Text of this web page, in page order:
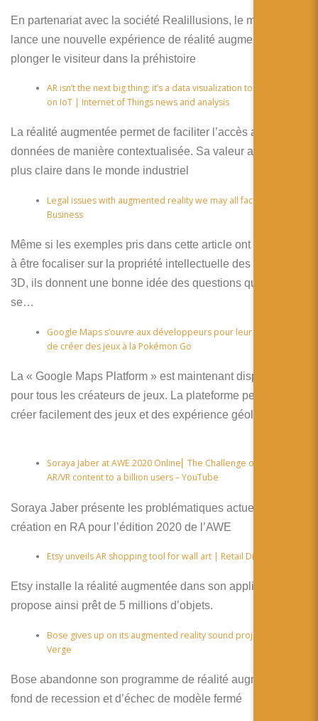
En partenariat avec la société Realillusions, le musée
lance une nouvelle expérience de réalité augmentée pour
plonger le visiteur dans la préhistoire
AR isn’t the next big thing; it’s a data visualization tool – Stacey
on IoT | Internet of Things news and analysis
La réalité augmentée permet de faciliter l’accès aux
données de manière contextualisée. Sa valeur ajoutée est
plus claire dans le monde industriel
Legal issues with augmented reality we may all face | Talk
Business
Même si les exemples pris dans cette article ont tendance
à être focaliser sur la propriété intellectuelle des modèles
3D, ils donnent une bonne idée des questions qui vont
se…
Google Maps s’ouvre aux développeurs pour leur permettre
de créer des jeux à la Pokémon Go
La « Google Maps Platform » est maintenant disponible
pour tous les créateurs de jeux. La plateforme permets de
créer facilement des jeux et des expérience géolocalisées.
Soraya Jaber at AWE 2020 Online⎢ The Challenge of bringing
AR/VR content to a billion users – YouTube
Soraya Jaber présente les problématiques actuelles de la
création en RA pour l’édition 2020 de l’AWE
Etsy unveils AR shopping tool for wall art | Retail Dive
Etsy installe la réalité augmentée dans son application et
propose ainsi prêt de 5 millions d’objets.
Bose gives up on its augmented reality sound project – The
Verge
Bose abandonne son programme de réalité augmentée sur
fond de recession et d’échec de modèle fermé